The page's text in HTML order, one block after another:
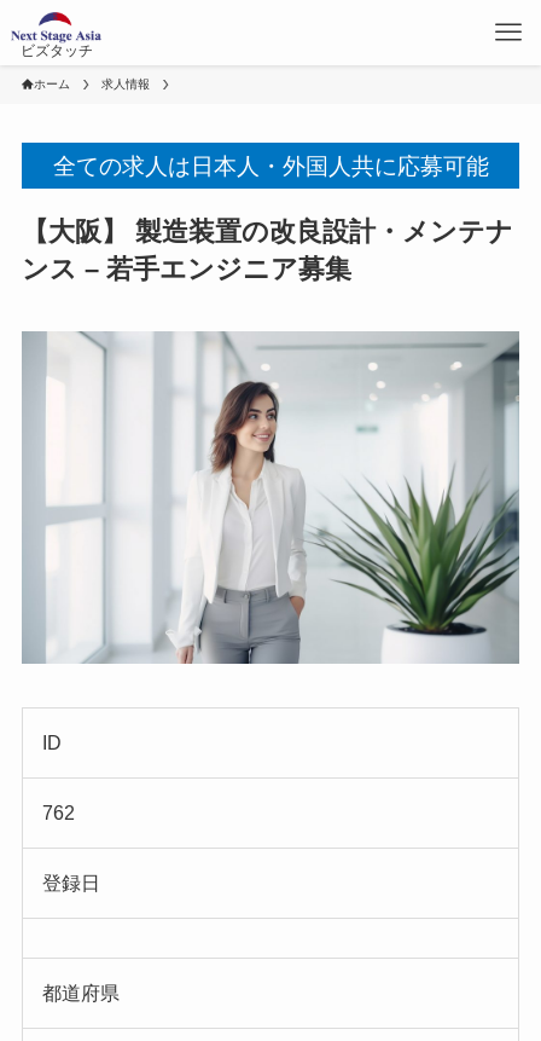
ビズタッチ
ホーム 求人情報
全ての求人は日本人・外国人共に応募可能
【大阪】 製造装置の改良設計・メンテナ
ンス – 若手エンジニア募集
ID
762
登録日
都道府県